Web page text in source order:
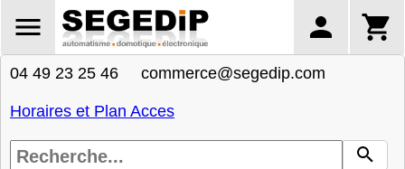
04 49 23 25 46 commerce@segedip.com
Horaires et Plan Acces